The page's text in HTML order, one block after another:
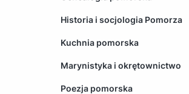
Historia i socjologia Pomorza
Kuchnia pomorska
Marynistyka i okrętownictwo
Poezja pomorska